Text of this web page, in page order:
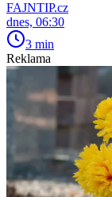
FAJNTIP.cz
dnes, 06:30
3 min
Reklama